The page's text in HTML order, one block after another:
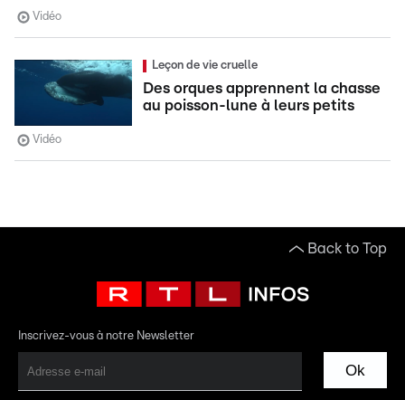
Vidéo
Leçon de vie cruelle
Des orques apprennent la chasse
au poisson-lune à leurs petits
Vidéo
Back to Top
Inscrivez-vous à notre Newsletter
Ok